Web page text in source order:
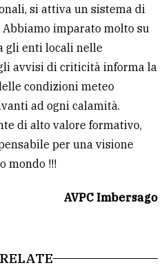
si attiva un sistema di
imparato molto su
gli enti locali nelle
avvisi di criticità informa la
condizioni meteo
ad ogni calamità.
di alto valore formativo,
per una visione
mondo !!!
AVPC Imbersago